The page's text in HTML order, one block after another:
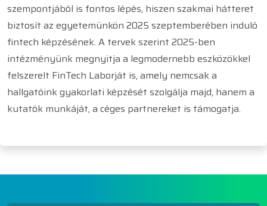
szempontjából is fontos lépés, hiszen szakmai hátteret
biztosít az egyetemünkön 2025 szeptemberében induló
fintech képzésének. A tervek szerint 2025-ben
intézményünk megnyitja a legmodernebb eszközökkel
felszerelt FinTech Laborját is, amely nemcsak a
hallgatóink gyakorlati képzését szolgálja majd, hanem a
kutatók munkáját, a céges partnereket is támogatja.